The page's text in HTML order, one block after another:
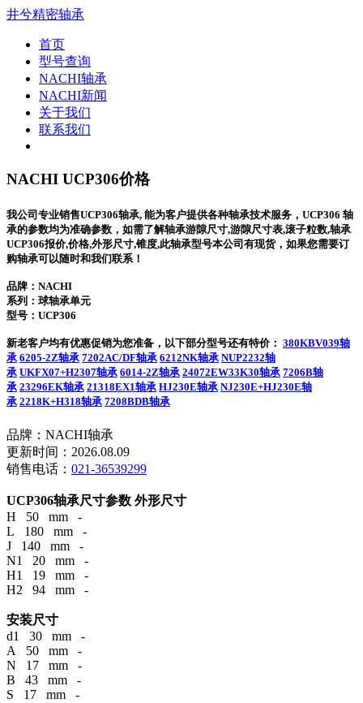
井兮精密轴承
首页
型号查询
NACHI轴承
NACHI新闻
关于我们
联系我们
NACHI UCP306价格
我公司专业销售UCP306轴承, 能为客户提供各种轴承技术服务，UCP306 轴
承的参数均为准确参数，如需了解轴承游隙尺寸,游隙尺寸表,滚子粒数,轴承
UCP306报价,价格,外形尺寸,锥度,此轴承型号本公司有现货，如果您需要订
购轴承可以随时和我们联系！
品牌：NACHI
系列：球轴承单元
型号： UCP306
新老客户均有优惠促销为您准备，以下部分型号还有特价： 380KBV039轴
承 6205-2Z轴承 7202AC/DF轴承 6212NK轴承 NUP2232轴
承 UKFX07+H2307轴承 6014-2Z轴承 24072EW33K30轴承 7206B轴
承 23296EK轴承 21318EX1轴承 HJ230E轴承 NJ230E+HJ230E轴
承 2218K+H318轴承 7208BDB轴承
品牌：NACHI轴承
更新时间：2026.08.09
销售电话： 021-36539299
UCP306轴承尺寸参数 外形尺寸
H 50 mm -
L 180 mm -
J 140 mm -
N1 20 mm -
H1 19 mm -
H2 94 mm -
安装尺寸
d1 30 mm -
A 50 mm -
N 17 mm -
B 43 mm -
S 17 mm -